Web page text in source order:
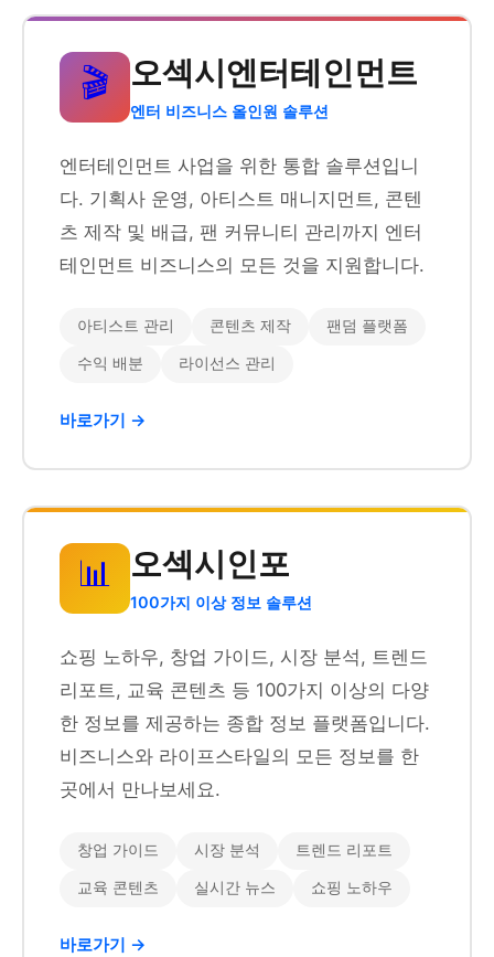
🎬 오섹시엔터테인먼트
엔터 비즈니스 올인원 솔루션
엔터테인먼트 사업을 위한 통합 솔루션입니
다. 기획사 운영, 아티스트 매니지먼트, 콘텐
츠 제작 및 배급, 팬 커뮤니티 관리까지 엔터
테인먼트 비즈니스의 모든 것을 지원합니다.
아티스트 관리 콘텐츠 제작 팬덤 플랫폼
수익 배분 라이선스 관리
바로가기 →
📊 오섹시인포
100가지 이상 정보 솔루션
쇼핑 노하우, 창업 가이드, 시장 분석, 트렌드
리포트, 교육 콘텐츠 등 100가지 이상의 다양
한 정보를 제공하는 종합 정보 플랫폼입니다.
비즈니스와 라이프스타일의 모든 정보를 한
곳에서 만나보세요.
창업 가이드 시장 분석 트렌드 리포트
교육 콘텐츠 실시간 뉴스 쇼핑 노하우
바로가기 →